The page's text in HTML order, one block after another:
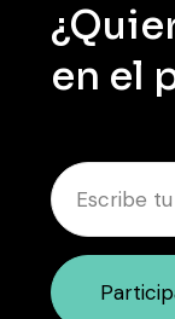
en el